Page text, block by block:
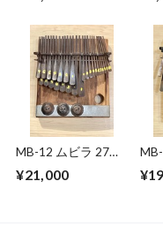
MB-12 ムビラ 27鍵
¥21,000